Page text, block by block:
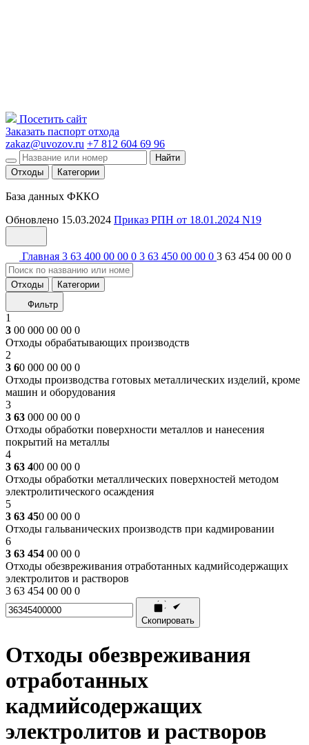
Посетить сайт
Заказать паспорт отхода
zakaz@uvozov.ru +7 812 604 69 96
Найти
Отходы
Категории
База данных ФККО
Обновлено 15.03.2024 Приказ РПН от 18.01.2024 N19
Главная 3 63 400 00 00 0 3 63 450 00 00 0 3 63 454 00 00 0
Отходы
Категории
Фильтр
1
3 00 000 00 00 0
Отходы обрабатывающих производств
2
3 60 000 00 00 0
Отходы производства готовых металлических изделий, кроме
машин и оборудования
3
3 63 000 00 00 0
Отходы обработки поверхности металлов и нанесения
покрытий на металлы
4
3 63 400 00 00 0
Отходы обработки металлических поверхностей методом
электролитического осаждения
5
3 63 450 00 00 0
Отходы гальванических производств при кадмировании
6
3 63 454 00 00 0
Отходы обезвреживания отработанных кадмийсодержащих
электролитов и растворов
3 63 454 00 00 0
Скопировать
Отходы обезвреживания
отработанных
кадмийсодержащих
электролитов и растворов